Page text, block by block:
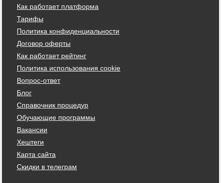
Как работает платформа
Тарифы
Политика конфиденциальности
Договор оферты
Как работает рейтинг
Политика использования cookie
Вопрос-ответ
Блог
Справочник процедур
Обучающие программы
Вакансии
Хештеги
Карта сайта
Скидки в телеграм